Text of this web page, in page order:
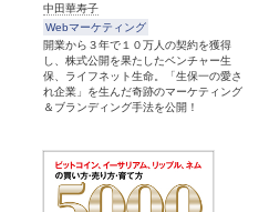
中田華寿子
Webマーケティング
開業から３年で１０万人の契約を獲得
し、株式公開を果たしたベンチャー生
保、ライフネット生命。「生保一の愛さ
れ企業」を生んだ奇跡のマーケティング
＆ブランディング手法を公開！